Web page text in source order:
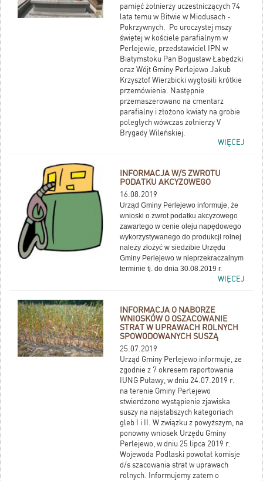
pamięć żołnierzy uczestniczących 74
lata temu w Bitwie w Miodusach -
Pokrzywnych. Po uroczystej mszy
świętej w kościele parafialnym w
Perlejewie, przedstawiciel IPN w
Białymstoku Pan Bogusław Łabędzki
oraz Wójt Gminy Perlejewo Jakub
Krzysztof Wierzbicki wygłosili krótkie
przemówienia. Następnie
przemaszerowano na cmentarz
parafialny i złożono kwiaty na grobie
poległych wówczas żołnierzy V
Brygady Wileńskiej.
WIĘCEJ
INFORMACJA W/S ZWROTU
PODATKU AKCYZOWEGO
16.08.2019
Urząd Gminy Perlejewo informuje, że
wnioski o zwrot podatku akcyzowego
zawartego w cenie oleju napędowego
wykorzystywanego do produkcji rolnej
należy złożyć w siedzibie Urzędu
Gminy Perlejewo w nieprzekraczalnym
terminie tj. do dnia 30.08.2019 r.
WIĘCEJ
INFORMACJA O NABORZE
WNIOSKÓW O OSZACOWANIE
STRAT W UPRAWACH ROLNYCH
SPOWODOWANYCH SUSZĄ
25.07.2019
Urząd Gminy Perlejewo informuje, że
zgodnie z 7 okresem raportowania
IUNG Puławy, w dniu 24.07.2019 r.
na terenie Gminy Perlejewo
stwierdzono wystąpienie zjawiska
suszy na najsłabszych kategoriach
gleb I i II. W związku z powyższym, na
ponowny wniosek Urzędu Gminy
Perlejewo, w dniu 25 lipca 2019 r.
Wojewoda Podlaski powołał komisje
d/s szacowania strat w uprawach
rolnych. Informujemy zatem o